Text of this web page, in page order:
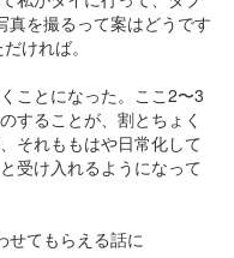
真を撮るって案はどうです
ければ。
ことになった。ここ2〜3
することが、割とちょく
それももはや日常化して
受け入れるようになって
せてもらえる話に